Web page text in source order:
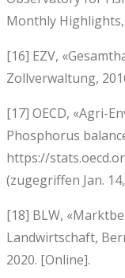
Monthly Highlights,
[16] EZV,
Zollverwaltung,
[17] OECD, «Agri-
Phosphorus
https://
(zugegriffen Jan.
[18] BLW,
Landwirtschaft,
2020. [Online].